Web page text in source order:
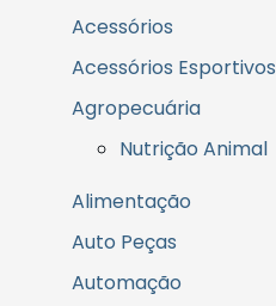
Acessórios
Acessórios Esportivos
Agropecuária
Nutrição Animal
Alimentação
Auto Peças
Automação